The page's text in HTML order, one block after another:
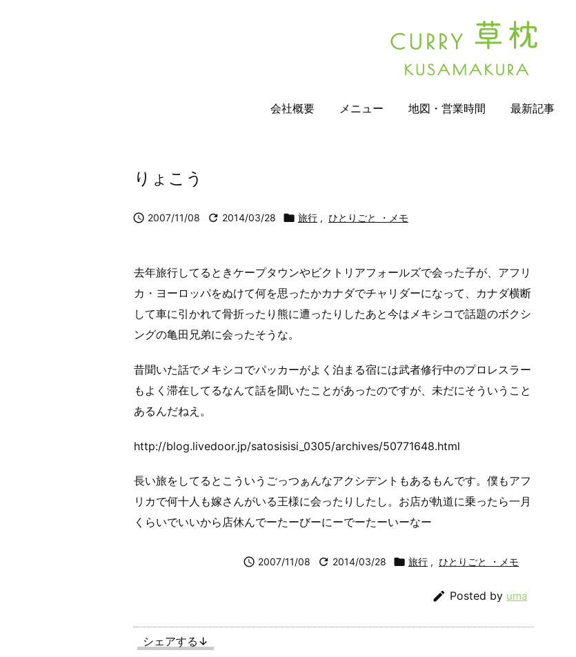
会社概要 メニュー 地図・営業時間 最新記事
りょこう
 2007/11/08  2014/03/28  旅行 , ひとりごと ・メモ
去年旅行してるときケープタウンやビクトリアフォールズで会った子が、アフリ
カ・ヨーロッパをぬけて何を思ったかカナダでチャリダーになって、カナダ横断
して車に引かれて骨折ったり熊に遭ったりしたあと今はメキシコで話題のボクシ
ングの亀田兄弟に会ったそうな。
昔聞いた話でメキシコでパッカーがよく泊まる宿には武者修行中のプロレスラー
もよく滞在してるなんて話を聞いたことがあったのですが、未だにそういうこと
あるんだねえ。
http://blog.livedoor.jp/satosisisi_0305/archives/50771648.html
長い旅をしてるとこういうごっつぁんなアクシデントもあるもんです。僕もアフ
リカで何十人も嫁さんがいる王様に会ったりしたし。お店が軌道に乗ったら一月
くらいでいいから店休んでーたーびーにーでーたーいーなー
 2007/11/08  2014/03/28  旅行 , ひとりごと ・メモ
 Posted by uma
シェアする↓